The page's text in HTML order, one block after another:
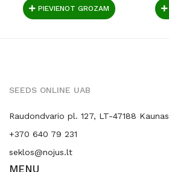
PIEVIENOT GROZAM
SEEDS ONLINE UAB
Raudondvario pl. 127, LT-47188 Kaunas
+370 640 79 231
seklos@nojus.lt
MENU